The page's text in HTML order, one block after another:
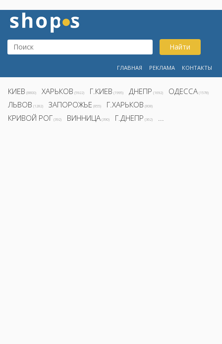
Найти
ГЛАВНАЯ РЕКЛАМА КОНТАКТЫ
КИЕВ (8800) ХАРЬКОВ (5922) Г.КИЕВ (1995) ДНЕПР (1692) ОДЕССА (1578)
ЛЬВОВ (1282) ЗАПОРОЖЬЕ (855) Г.ХАРЬКОВ (808)
КРИВОЙ РОГ (392) ВИННИЦА (390) Г.ДНЕПР (362) ...